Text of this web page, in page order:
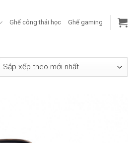
Ghế công thái học Ghế gaming